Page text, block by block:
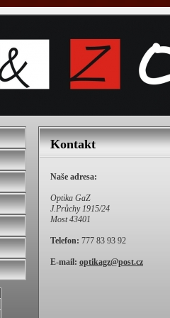
Kontakt
Naše adresa:
Optika GaZ
J.Průchy 1915/24
Most 43401
Telefon: 777 83 93 92
E-mail: optikagz@post.cz